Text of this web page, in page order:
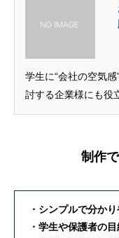
学生に“会社の空気
討する企業様にも役
すく解説します。
制作
・ シンプルで分か
・ 学生や保護者の